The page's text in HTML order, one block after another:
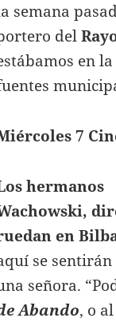
semana
del
en
7
hermanos
en
se sentirán
señora.
Abando, o al